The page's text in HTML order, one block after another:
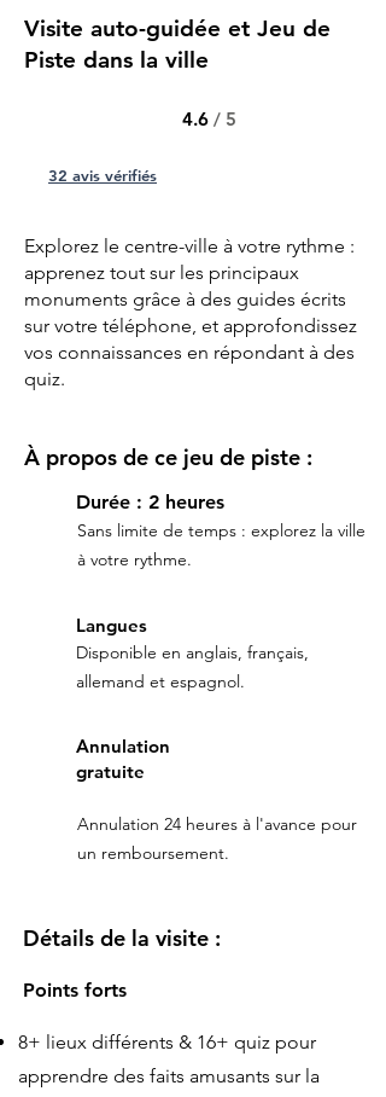
Visite auto-guidée et Jeu de
Piste dans la ville
4.6 / 5
32 avis vérifiés
Explorez le centre-ville à votre rythme :
apprenez tout sur les principaux
monuments grâce à des guides écrits
sur votre téléphone, et approfondissez
vos connaissances en répondant à des
quiz.
À propos de ce jeu de piste :
Durée : 2 heures
Sans limite de temps : explorez la ville
à votre rythme.
Langues
Disponible en anglais, français,
allemand et espagnol.
Annulation
gratuite
Annulation 24 heures à l'avance pour
un remboursement.
Détails de la visite :
Points forts
8+ lieux différents & 16+ quiz pour
apprendre des faits amusants sur la